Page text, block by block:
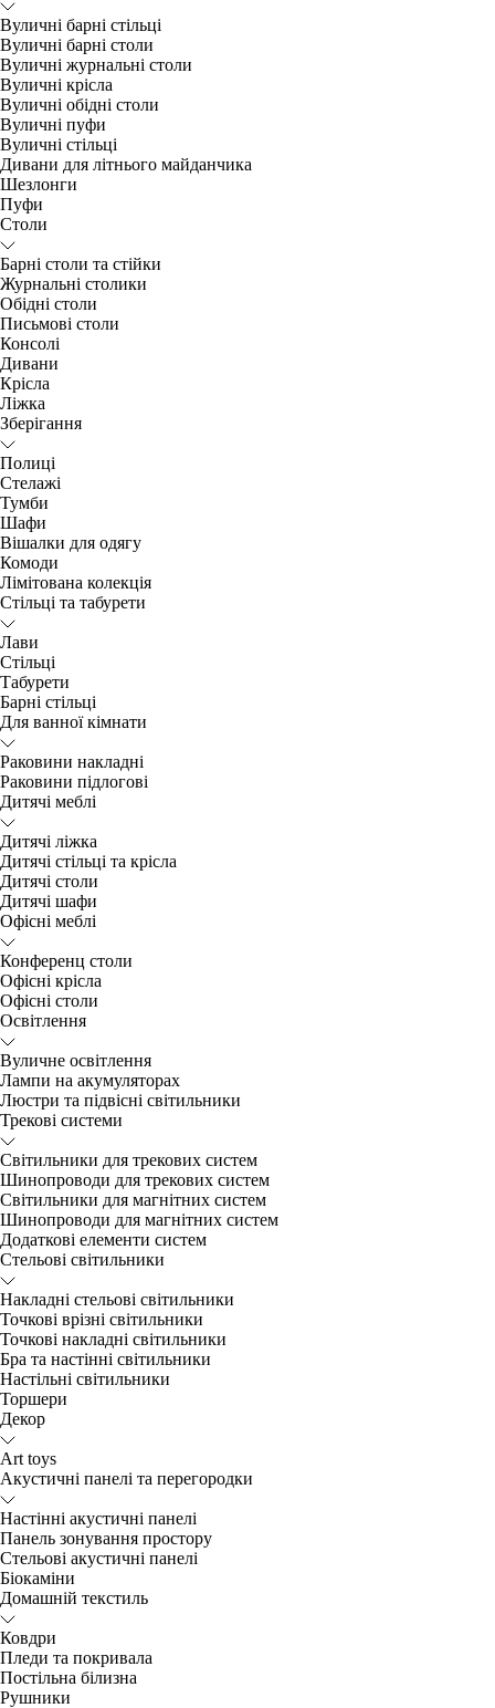
Вуличні барні стільці
Вуличні барні столи
Вуличні журнальні столи
Вуличні крісла
Вуличні обідні столи
Вуличні пуфи
Вуличні стільці
Дивани для літнього майданчика
Шезлонги
Пуфи
Столи
Барні столи та стійки
Журнальні столики
Обідні столи
Письмові столи
Консолі
Дивани
Крісла
Ліжка
Зберігання
Полиці
Стелажі
Тумби
Шафи
Вішалки для одягу
Комоди
Лімітована колекція
Стільці та табурети
Лави
Стільці
Табурети
Барні стільці
Для ванної кімнати
Раковини накладні
Раковини підлогові
Дитячі меблі
Дитячі ліжка
Дитячі стільці та крісла
Дитячі столи
Дитячі шафи
Офісні меблі
Конференц столи
Офісні крісла
Офісні столи
Освітлення
Вуличне освітлення
Лампи на акумуляторах
Люстри та підвісні світильники
Трекові системи
Світильники для трекових систем
Шинопроводи для трекових систем
Світильники для магнітних систем
Шинопроводи для магнітних систем
Додаткові елементи систем
Cтельові світильники
Накладні стельові світильники
Точкові врізні світильники
Точкові накладні світильники
Бра та настінні світильники
Настільні світильники
Торшери
Декор
Art toys
Акустичні панелі та перегородки
Настінні акустичні панелі
Панель зонування простору
Стельові акустичні панелі
Біокаміни
Домашній текстиль
Ковдри
Пледи та покривала
Постільна білизна
Рушники